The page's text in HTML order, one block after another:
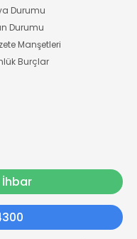
Durumu
Durumu
Manşetleri
Burçlar